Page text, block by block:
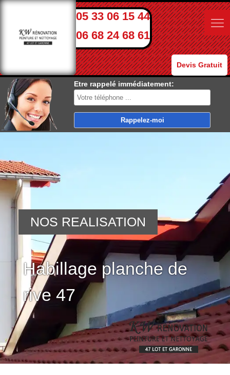
05 33 06 15 44
06 68 24 68 61
Devis Gratuit
Etre rappelé immédiatement:
Habillage planche de
rive 47
NOS REALISATION